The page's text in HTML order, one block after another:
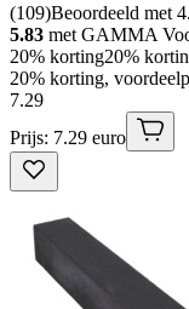
(109)Beoordeeld met
5.83 met GAMMA
20% korting20%
20% korting,
7.29
Prijs: 7.29 euro